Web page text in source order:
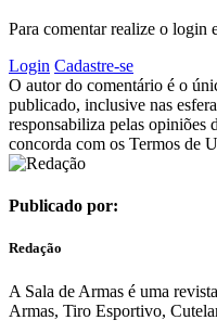
Para comentar realize o login
Login Cadastre-se
O autor do comentário é o
publicado, inclusive nas
responsabiliza pelas opiniões
concorda com os Termos de
Publicado por:
Redação
A Sala de Armas é uma
Armas, Tiro Esportivo,